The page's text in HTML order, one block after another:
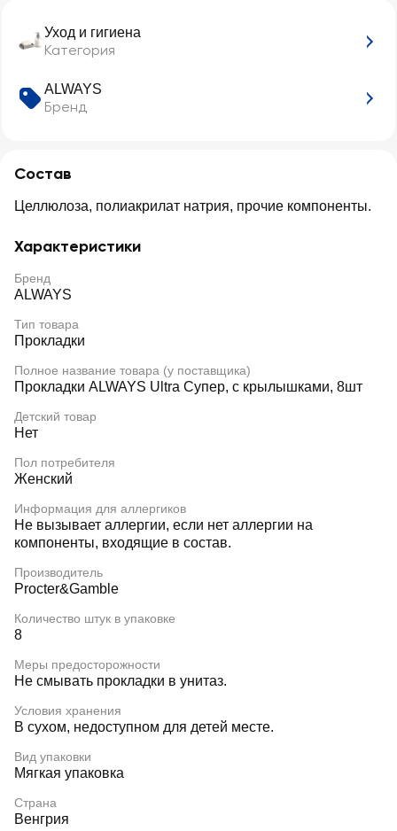
Уход и гигиена
Категория
ALWAYS
Бренд
Состав
Целлюлоза, полиакрилат натрия, прочие компоненты.
Характеристики
Бренд
ALWAYS
Тип товара
Прокладки
Полное название товара (у поставщика)
Прокладки ALWAYS Ultra Супер, с крылышками, 8шт
Детский товар
Нет
Пол потребителя
Женский
Информация для аллергиков
Не вызывает аллергии, если нет аллергии на
компоненты, входящие в состав.
Производитель
Procter&Gamble
Количество штук в упаковке
8
Меры предосторожности
Не смывать прокладки в унитаз.
Условия хранения
В сухом, недоступном для детей месте.
Вид упаковки
Мягкая упаковка
Страна
Венгрия